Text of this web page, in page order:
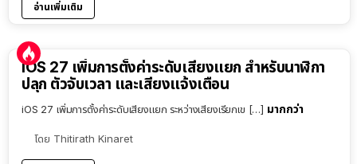
อ่านเพิ่มเติม
iOS 27 เพิ่มการตั้งค่าระดับเสียงแยก สำหรับนาฬิกา
ปลุก ตัวจับเวลา และเสียงแจ้งเตือน
iOS 27 เพิ่มการตั้งค่าระดับเสียงแยก ระหว่างเสียงเรียกเข […] มากกว่า
โดย Thitirath Kinaret